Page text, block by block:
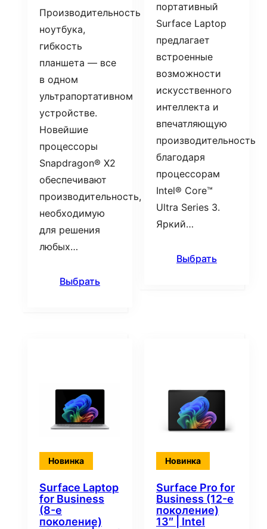
Производительность
ноутбука,
гибкость
планшета — все
в одном
ультрапортативном
устройстве.
Новейшие
процессоры
Snapdragon® X2
обеспечивают
производительность,
необходимую
для решения
любых…
Выбрать
портативный
Surface Laptop
предлагает
встроенные
возможности
искусственного
интеллекта и
впечатляющую
производительность
благодаря
процессорам
Intel® Core™
Ultra Series 3.
Яркий…
Выбрать
Новинка
Surface Laptop
for Business
(8-е
поколение)
Новинка
Surface Pro for
Business (12-е
поколение)
13″ | Intel